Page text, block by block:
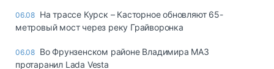
06.08 На трассе Курск – Касторное обновляют 65-
метровый мост через реку Грайворонка
06.08 Во Фрунзенском районе Владимира МАЗ
протаранил Lada Vesta